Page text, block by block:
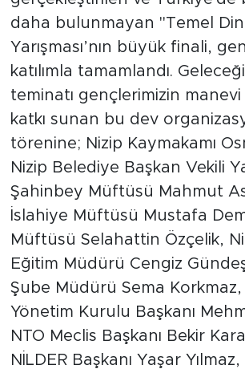
daha bulunmayan "Temel
Yarışması’nın büyük finali,
katılımla tamamlandı.
teminatı gençlerimizin manevi
katkı sunan bu dev
törenine; Nizip Kaymakamı
Nizip Belediye Başkan Vekili
Şahinbey Müftüsü Mahmut
İslahiye Müftüsü Mustafa
Müftüsü Selahattin Özçelik,
Eğitim Müdürü Cengiz
Şube Müdürü Sema Korkmaz,
Yönetim Kurulu Başkanı
NTO Meclis Başkanı Bekir
NİLDER Başkanı Yaşar